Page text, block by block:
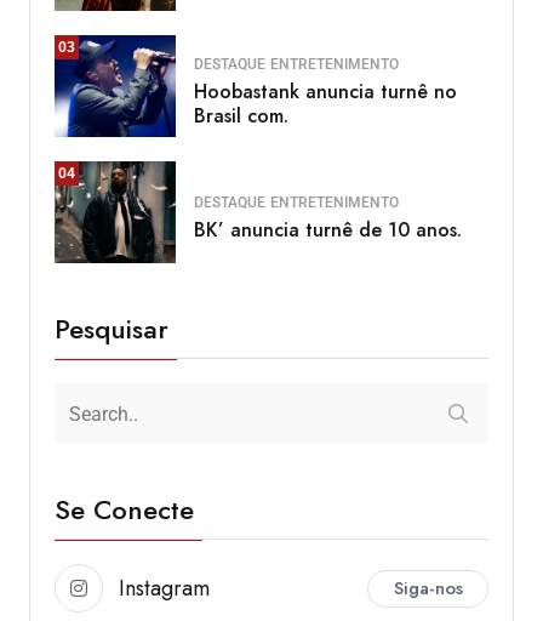
03
DESTAQUE ENTRETENIMENTO
Hoobastank anuncia turnê no
Brasil com.
04
DESTAQUE ENTRETENIMENTO
BK’ anuncia turnê de 10 anos.
Pesquisar
Se Conecte
Instagram Siga-nos